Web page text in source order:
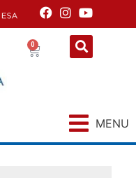
0
MENU